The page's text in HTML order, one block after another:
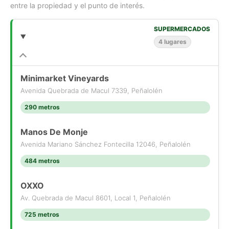
entre la propiedad y el punto de interés.
SUPERMERCADOS
4 lugares
Minimarket Vineyards
Avenida Quebrada de Macul 7339, Peñalolén
290 metros
Manos De Monje
Avenida Mariano Sánchez Fontecilla 12046, Peñalolén
484 metros
OXXO
Av. Quebrada de Macul 8601, Local 1, Peñalolén
725 metros